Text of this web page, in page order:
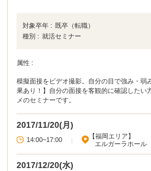
対象卒年 : 既卒（転職）
種別 : 就活セミナー
属性 :
模擬面接をビデオ撮影。自分の目で強み・弱
果あり！】自分の面接を客観的に確認したい
メのセミナーです。
2017/11/20(月)
14:00~17:00 |
【福岡エリア】
エルガーラホール
2017/12/20(水)